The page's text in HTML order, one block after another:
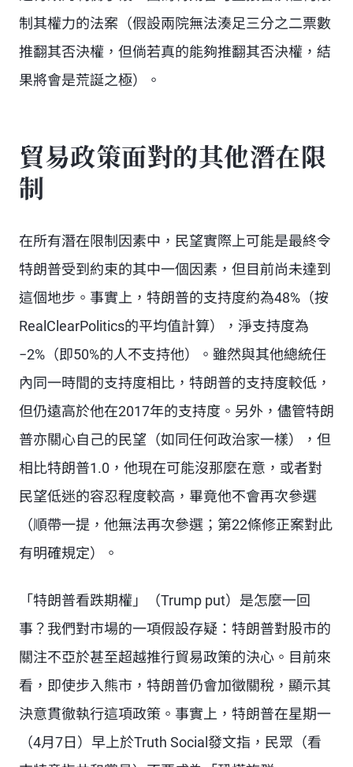
制其權力的法案（假設兩院無法湊足三分之二票數
推翻其否決權，但倘若真的能夠推翻其否決權，結
果將會是荒誕之極）。
貿易政策面對的其他潛在限
制
在所有潛在限制因素中，民望實際上可能是最終令
特朗普受到約束的其中一個因素，但目前尚未達到
這個地步。事實上，特朗普的支持度約為48%（按
RealClearPolitics的平均值計算），淨支持度為
−2%（即50%的人不支持他）。雖然與其他總統任
內同一時間的支持度相比，特朗普的支持度較低，
但仍遠高於他在2017年的支持度。另外，儘管特朗
普亦關心自己的民望（如同任何政治家一樣），但
相比特朗普1.0，他現在可能沒那麼在意，或者對
民望低迷的容忍程度較高，畢竟他不會再次參選
（順帶一提，他無法再次參選；第22條修正案對此
有明確規定）。
「特朗普看跌期權」（Trump put）是怎麼一回
事？我們對市場的一項假設存疑：特朗普對股市的
關注不亞於甚至超越推行貿易政策的決心。目前來
看，即使步入熊市，特朗普仍會加徵關稅，顯示其
決意貫徹執行這項政策。事實上，特朗普在星期一
（4月7日）早上於Truth Social發文指，民眾（看